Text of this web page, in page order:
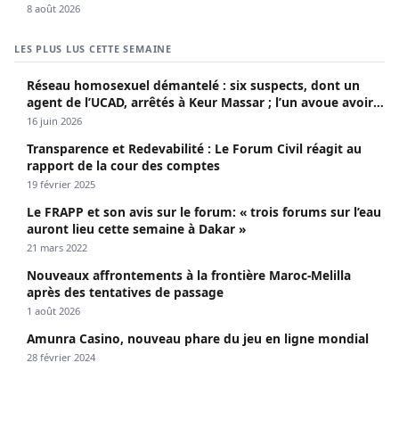
8 août 2026
LES PLUS LUS CETTE SEMAINE
Réseau homosexuel démantelé : six suspects, dont un
agent de l’UCAD, arrêtés à Keur Massar ; l’un avoue avoir
propagé le VIH depuis 2018
16 juin 2026
Transparence et Redevabilité : Le Forum Civil réagit au
rapport de la cour des comptes
19 février 2025
Le FRAPP et son avis sur le forum: « trois forums sur l’eau
auront lieu cette semaine à Dakar »
21 mars 2022
Nouveaux affrontements à la frontière Maroc-Melilla
après des tentatives de passage
1 août 2026
Amunra Casino, nouveau phare du jeu en ligne mondial
28 février 2024